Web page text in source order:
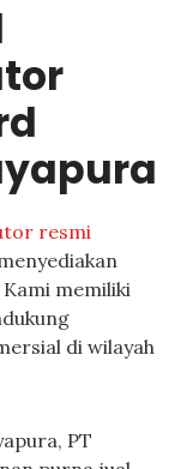
resmi
memiliki
di wilayah
PT